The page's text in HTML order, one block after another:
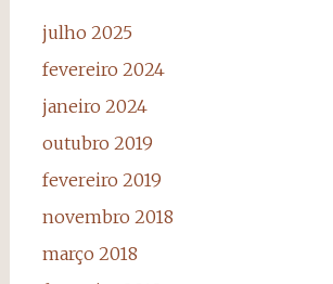
julho 2025
fevereiro 2024
janeiro 2024
outubro 2019
fevereiro 2019
novembro 2018
março 2018